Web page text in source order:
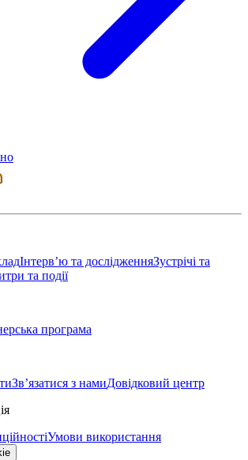
Інтерв’ю та дослідженняЗустрічі та
та події
програма
Зв’язатися з намиДовідковий центр
Умови використання